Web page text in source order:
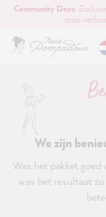
hoofdinhoud
Community Days:
onze
We zijn
Was het pakket goed
was het resultaat